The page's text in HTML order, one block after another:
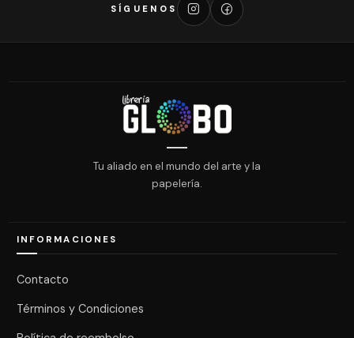
SÍGUENOS
Tu aliado en el mundo del arte y la
papelería.
INFORMACIONES
Contacto
Términos y Condiciones